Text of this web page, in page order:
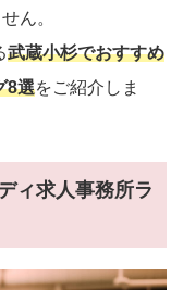
ん。
武蔵小杉でおすすめ
8選をご紹介しま
ィ求人事務所ラ